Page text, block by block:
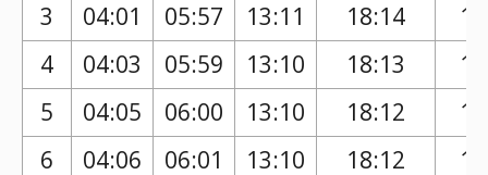
3
04:01 05:57 13:11 18:14
4
04:03 05:59 13:10 18:13
5
04:05 06:00 13:10 18:12
6
04:06 06:01 13:10 18:12